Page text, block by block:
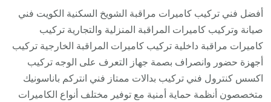
أفضل فني تركيب كاميرات مراقبة الشويخ السكنية الكويت فني
صيانة وتركيب كاميرات المراقبة المنزلية والتجارية تركيب
كاميرات مراقبة داخلية تركيب كاميرات المراقبة الخارجية تركيب
أجهزة حضور وانصراف بصمة جهاز التعرف على الوجه تركيب
اكسس كنترول فني تركيب بدالات ممتاز فني انتركم باناسونيك
متخصصون أنظمة حماية أمنية مع توفير مختلف أنواع الكاميرات